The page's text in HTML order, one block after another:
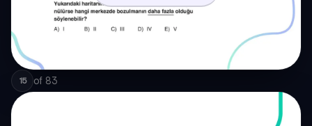
15 of 83